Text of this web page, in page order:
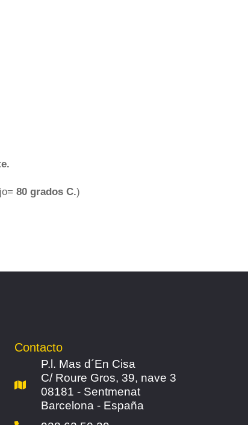
80 grados C.)
Contacto
P.l. Mas d´En Cisa
C/ Roure Gros, 39, nave 3
08181 - Sentmenat
Barcelona - España